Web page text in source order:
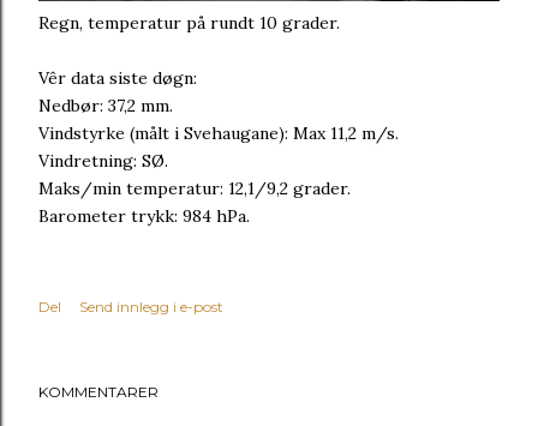
Regn, temperatur på rundt 10 grader.
Vêr data siste døgn:
Nedbør: 37,2 mm.
Vindstyrke (målt i Svehaugane): Max 11,2 m/s.
Vindretning: SØ.
Maks/min temperatur: 12,1/9,2 grader.
Barometer trykk: 984 hPa.
Del Send innlegg i e-post
KOMMENTARER